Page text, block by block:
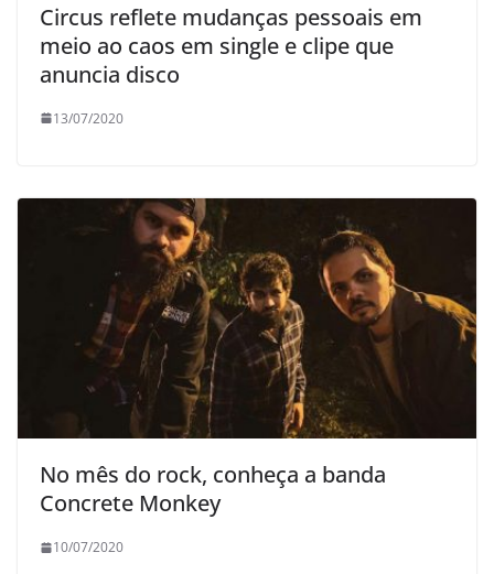
Circus reflete mudanças pessoais em
meio ao caos em single e clipe que
anuncia disco
13/07/2020
No mês do rock, conheça a banda
Concrete Monkey
10/07/2020